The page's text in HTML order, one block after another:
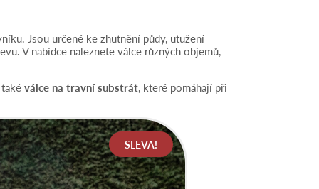
Jsou určené ke zhutnění půdy, utužení
V nabídce naleznete válce různých objemů,
válce na travní substrát, které pomáhají při
SLEVA!